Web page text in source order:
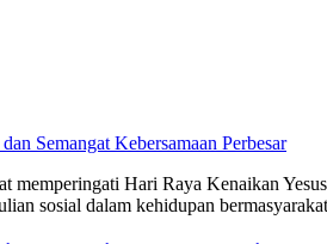
Perbesar
memperingati Hari Raya Kenaikan
sosial dalam kehidupan